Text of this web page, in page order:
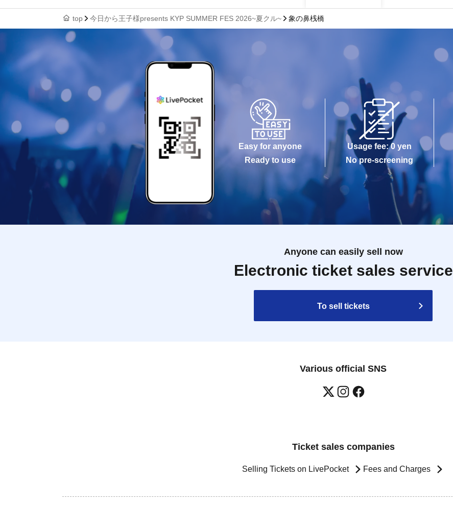
top 今日から王子様presents KYP SUMMER FES 2026~夏クル~ 象の鼻桟橋
Easy for anyone
Ready to use
Usage fee: 0 yen
No pre-screening
Anyone can easily sell now
Electronic ticket sales service
To sell tickets
Various official SNS
Ticket sales companies
Selling Tickets on LivePocket Fees and Charges